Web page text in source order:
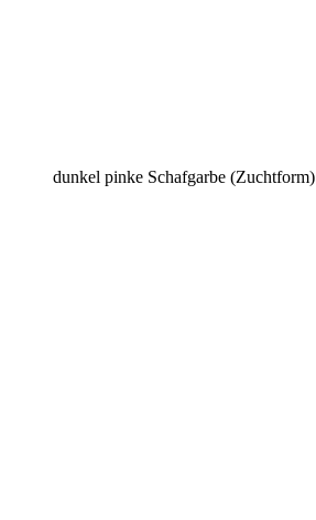
dunkel pinke Schafgarbe (Zuchtform)